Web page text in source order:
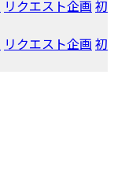
リクエスト企画 初
リクエスト企画 初